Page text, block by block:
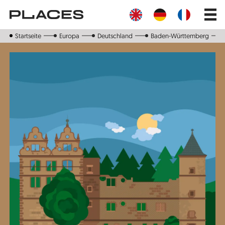
zum
Inhalt
Main
Startseite Europa Deutschland Baden-Württemberg